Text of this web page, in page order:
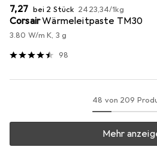
EUR
7,27 bei 2 Stück EUR
2423,34/1kg
CorsairWärmeleitpaste TM30
3.80 W/m K, 3 g
98
48 von 209
Mehr